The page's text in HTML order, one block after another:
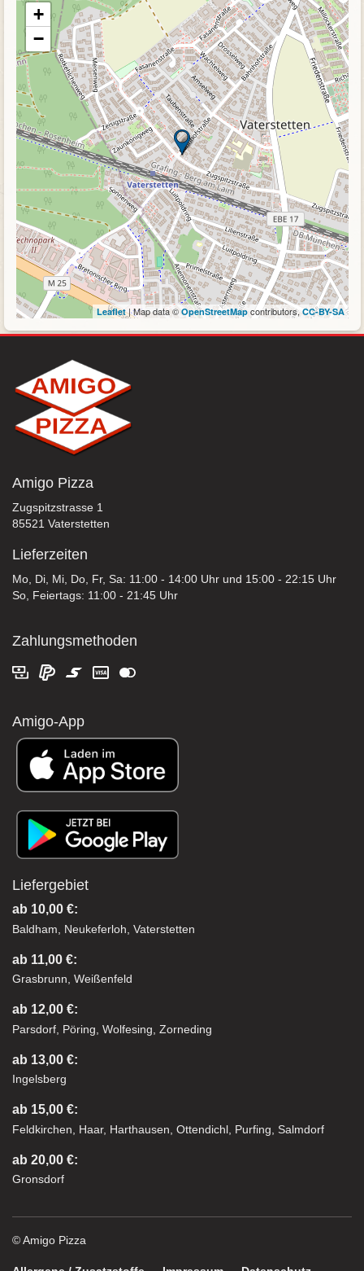
+
−
Leaflet| Map data © OpenStreetMapcontributors,CC-BY-SA
Amigo Pizza
Zugspitzstrasse 1
85521 Vaterstetten
Lieferzeiten
Mo, Di, Mi, Do, Fr, Sa: 11:00 - 14:00 Uhr und 15:00 - 22:15 Uhr
So, Feiertags: 11:00 - 21:45 Uhr
Zahlungsmethoden
Amigo-App
Liefergebiet
ab 10,00 €:
Baldham, Neukeferloh, Vaterstetten
ab 11,00 €:
Grasbrunn, Weißenfeld
ab 12,00 €:
Parsdorf, Pöring, Wolfesing, Zorneding
ab 13,00 €:
Ingelsberg
ab 15,00 €:
Feldkirchen, Haar, Harthausen, Ottendichl, Purfing, Salmdorf
ab 20,00 €:
Gronsdorf
© Amigo Pizza